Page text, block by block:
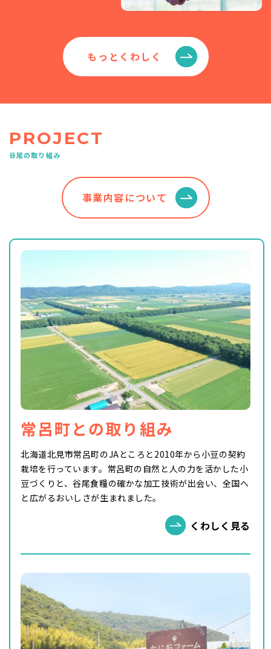
もっとくわしく
PROJECT
谷尾の取り組み
事業内容について
常呂町との取り組み
北海道北見市常呂町のJAところと2010年から小豆の契約
栽培を行っています。常呂町の自然と人の力を活かした小
豆づくりと、谷尾食糧の確かな加工技術が出会い、全国へ
と広がるおいしさが生まれました。
くわしく見る